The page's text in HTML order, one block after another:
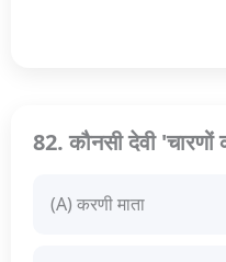
82. कौनसी देवी
(A) करणी माता